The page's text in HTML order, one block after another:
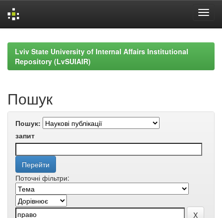
navigationLviv State University of Internal Affairs Institutional
Repository (LvSUIAIR)
Пошук
Пошук:
запит
Поточні фільтри: